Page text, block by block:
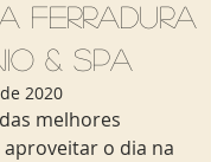
Ferradura
& Spa
2020
melhores
o dia na